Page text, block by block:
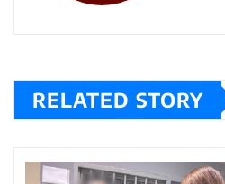
RELATED STORY